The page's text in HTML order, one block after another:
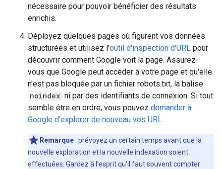
nécessaire pour pouvoir bénéficier des résultats
enrichis.
Déployez quelques pages où figurent vos données
structurées et utilisez l'outil d'inspection d'URL pour
découvrir comment Google voit la page. Assurez-
vous que Google peut accéder à votre page et qu'elle
n'est pas bloquée par un fichier robots.txt, la balise
noindex ni par des identifiants de connexion. Si tout
semble être en ordre, vous pouvez demander à
Google d'explorer de nouveau vos URL.
Remarque : prévoyez un certain temps avant que la
nouvelle exploration et la nouvelle indexation soient
effectuées. Gardez à l'esprit qu'il faut souvent compter